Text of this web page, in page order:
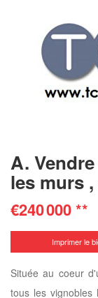
A.
les murs
€240 000**
Imprimer le
Située au coeur
tous les vignobles